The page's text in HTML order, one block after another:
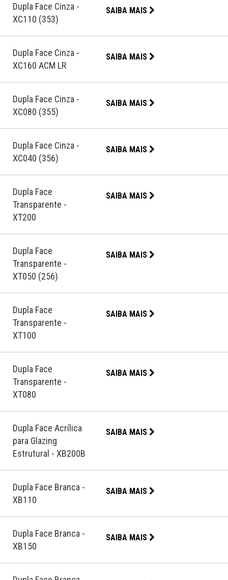
Dupla Face Cinza -
XC110 (353)
SAIBA MAIS
Dupla Face Cinza -
XC160 ACM LR
SAIBA MAIS
Dupla Face Cinza -
XC080 (355)
SAIBA MAIS
Dupla Face Cinza -
XC040 (356)
SAIBA MAIS
Dupla Face
Transparente -
XT200
SAIBA MAIS
Dupla Face
Transparente -
XT050 (256)
SAIBA MAIS
Dupla Face
Transparente -
XT100
SAIBA MAIS
Dupla Face
Transparente -
XT080
SAIBA MAIS
Dupla Face Acrílica
para Glazing
Estrutural - XB200B
SAIBA MAIS
Dupla Face Branca -
XB110
SAIBA MAIS
Dupla Face Branca -
XB150
SAIBA MAIS